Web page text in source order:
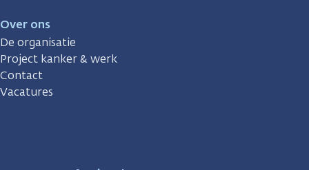
Over ons
De organisatie
Project kanker & werk
Contact
Vacatures